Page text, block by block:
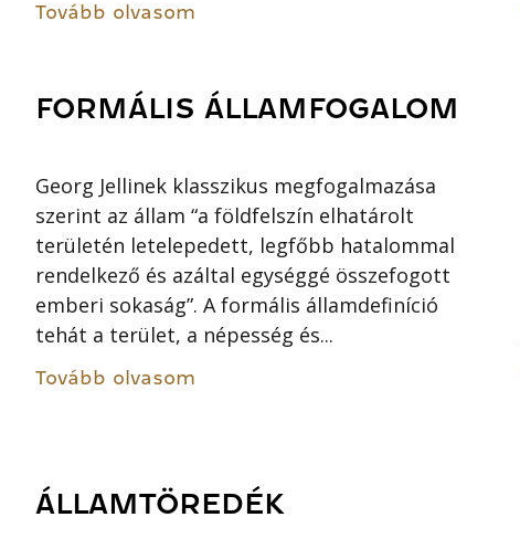
Tovább olvasom
FORMÁLIS ÁLLAMFOGALOM
Georg Jellinek klasszikus megfogalmazása
szerint az állam “a földfelszín elhatárolt
területén letelepedett, legfőbb hatalommal
rendelkező és azáltal egységgé összefogott
emberi sokaság”. A formális államdefiníció
tehát a terület, a népesség és...
Tovább olvasom
ÁLLAMTÖREDÉK